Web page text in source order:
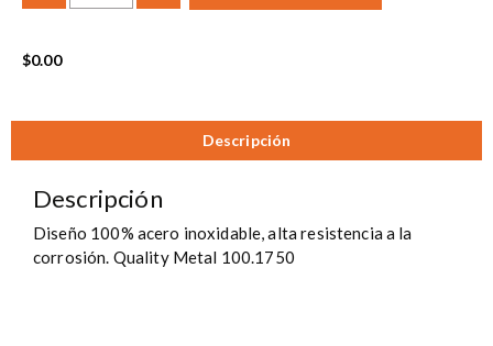
$0.00
Descripción
Descripción
Diseño 100% acero inoxidable, alta resistencia a la
corrosión. Quality Metal 100.1750